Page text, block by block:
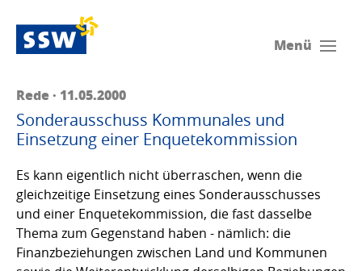
Menü
Rede · 11.05.2000
Sonderausschuss Kommunales und
Einsetzung einer Enquetekommission
Es kann eigentlich nicht überraschen, wenn die
gleichzeitige Einsetzung eines Sonderausschusses
und einer Enquetekommission, die fast dasselbe
Thema zum Gegenstand haben - nämlich: die
Finanzbeziehungen zwischen Land und Kommunen